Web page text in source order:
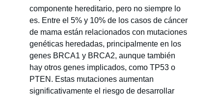
componente hereditario, pero no siempre lo
es. Entre el 5% y 10% de los casos de cáncer
de mama están relacionados con mutaciones
genéticas heredadas, principalmente en los
genes BRCA1 y BRCA2, aunque también
hay otros genes implicados, como TP53 o
PTEN. Estas mutaciones aumentan
significativamente el riesgo de desarrollar